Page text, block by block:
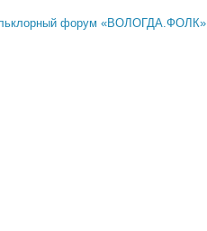
форум «ВОЛОГДА.ФОЛК»